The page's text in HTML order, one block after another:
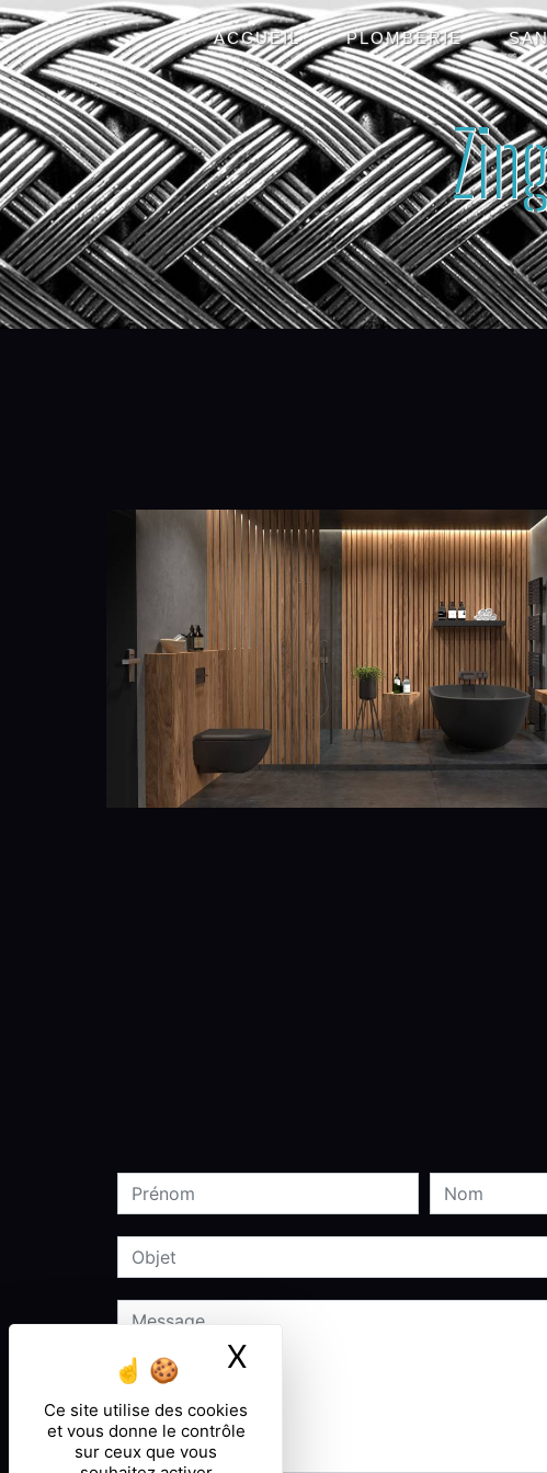
Panneau de gestion des cookies
Ce site utilise des cookies
et vous donne le contrôle
sur ceux que vous
X
ACCUEIL PLOMBERIE